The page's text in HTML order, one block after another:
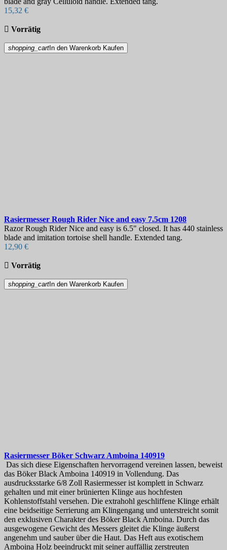
15,32 €
 Vorrätig
shopping_cart In den Warenkorb Kaufen
Rasiermesser Rough Rider Nice and easy 7.5cm 1208
Razor Rough Rider Nice and easy is 6.5" closed. It has 440 stainless
blade and imitation tortoise shell handle. Extended tang.
12,90 €
 Vorrätig
shopping_cart In den Warenkorb Kaufen
Rasiermesser Böker Schwarz Amboina 140919
Das sich diese Eigenschaften hervorragend vereinen lassen, beweist
das Böker Black Amboina 140919 in Vollendung. Das
ausdrucksstarke 6/8 Zoll Rasiermesser ist komplett in Schwarz
gehalten und mit einer brünierten Klinge aus hochfesten
Kohlenstoffstahl versehen. Die extrahohl geschliffene Klinge erhält
eine beidseitige Serrierung am Klingengang und unterstreicht somit
den exklusiven Charakter des Böker Black Amboina. Durch das
ausgewogene Gewicht des Messers gleitet die Klinge äußerst
angenehm und sauber über die Haut. Das Heft aus exotischem
Amboina Holz beeindruckt mit seiner auffällig zerstreuten